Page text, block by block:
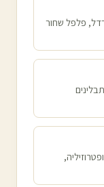
פלפל שחור